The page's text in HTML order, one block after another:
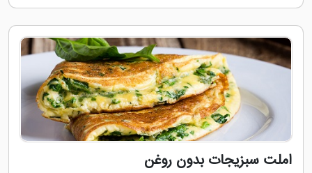
املت سبزیجات بدون روغن